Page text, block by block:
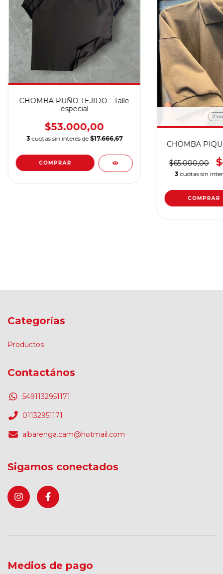
CHOMBA PUÑO TEJIDO - Talle
especial
$53.000,00
3 cuotas sin interés de $17.666,67
COMPRAR
7
CHOMBA
$65.000,00
3 cuotas sin
COMPRAR
Categorías
Productos
Contactános
5491132951171
01132951171
albarenga.cam@hotmail.com
Sigamos conectados
Medios de pago